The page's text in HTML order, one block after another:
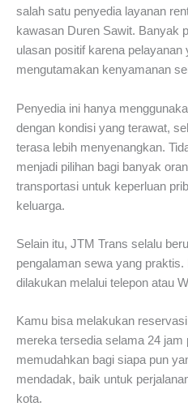
salah satu penyedia layanan
kawasan Duren Sawit. Banyak
ulasan positif karena pelayanan
mengutamakan kenyamanan
Penyedia ini hanya
dengan kondisi yang terawat,
terasa lebih menyenangkan.
menjadi pilihan bagi banyak
transportasi untuk keperluan
keluarga.
Selain itu, JTM Trans selalu
pengalaman sewa yang
dilakukan melalui telepon atau
Kamu bisa melakukan
mereka tersedia selama 24 jam
memudahkan bagi siapa pun
mendadak, baik untuk
kota.